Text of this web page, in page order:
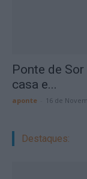
Ponte de
casa e...
aponte 16 de
Destaques: